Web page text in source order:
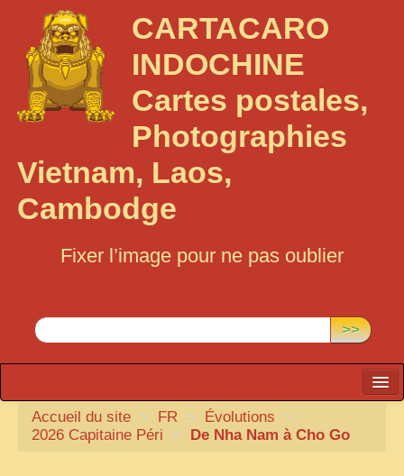
CARTACARO
INDOCHINE
Cartes postales,
Photographies
Vietnam, Laos,
Cambodge
Fixer l’image pour ne pas oublier
>>
CARTACARO
NOS LIVRES
Accueil du site > FR > Évolutions
>
2026 Capitaine Péri
> De Nha Nam à Cho Go